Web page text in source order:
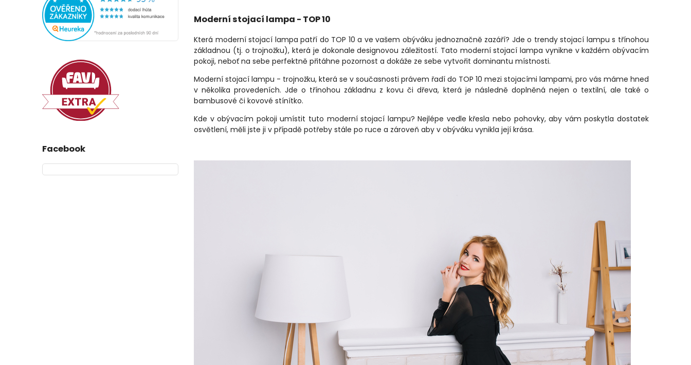
Facebook
Moderní stojací lampa - TOP 10
Která moderní stojací lampa patří do TOP 10 a ve vašem obýváku jednoznačně zazáří? Jde o trendy stojací lampu s třínohou
základnou (tj. o trojnožku), která je dokonale designovou záležitostí. Tato moderní stojací lampa vynikne v každém obývacím
pokoji, neboť na sebe perfektně přitáhne pozornost a dokáže ze sebe vytvořit dominantu místnosti.
Moderní stojací lampu - trojnožku, která se v současnosti právem řadí do TOP 10 mezi stojacími lampami, pro vás máme hned
v několika provedeních. Jde o třínohou základnu z kovu či dřeva, která je následně doplněná nejen o textilní, ale také o
bambusové či kovové stínítko.
Kde v obývacím pokoji umístit tuto moderní stojací lampu? Nejlépe vedle křesla nebo pohovky, aby vám poskytla dostatek
osvětlení, měli jste ji v případě potřeby stále po ruce a zároveň aby v obýváku vynikla její krása.